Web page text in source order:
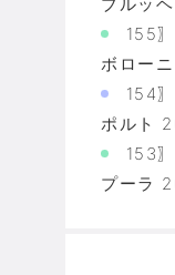
155
ボローニ
154
ポルト
153
プーラ